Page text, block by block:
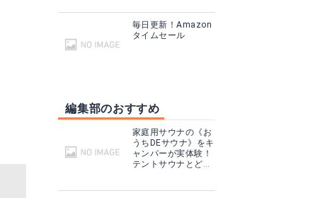
毎日更新！Amazon
タイムセール
編集部のおすすめ
家庭用サウナの《お
うちDEサウナ》をキ
ャンパーが実体験！
テントサウナとどこ